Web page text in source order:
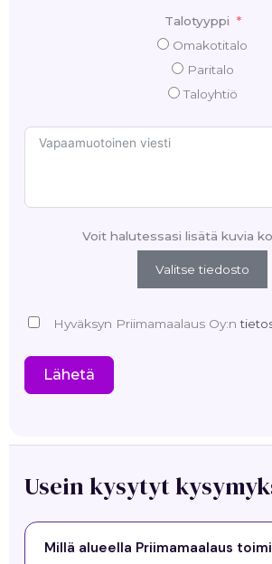
Talotyyppi
Omakotitalo
Paritalo
Taloyhtiö
Voit halutessasi lisätä kuvia
Valitse tiedosto
Hyväksyn Priimamaalaus Oy:n
Lähetä
Usein kysytyt
Millä alueella Priimamaalaus